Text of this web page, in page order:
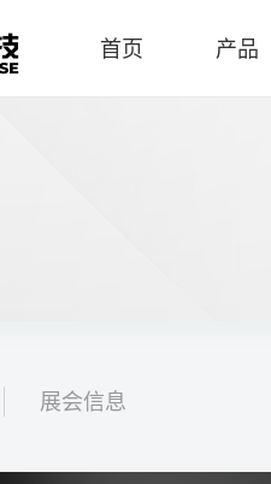
首页 产品
展会信息